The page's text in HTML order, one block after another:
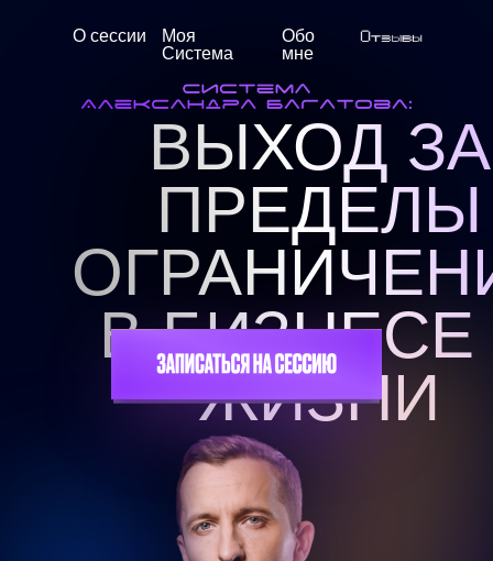
ВЫХОД ЗА
ПРЕДЕЛЫ
В БИЗНЕСЕ
ЖИЗНИ
Моя
Система
Обо
мне
О сессии